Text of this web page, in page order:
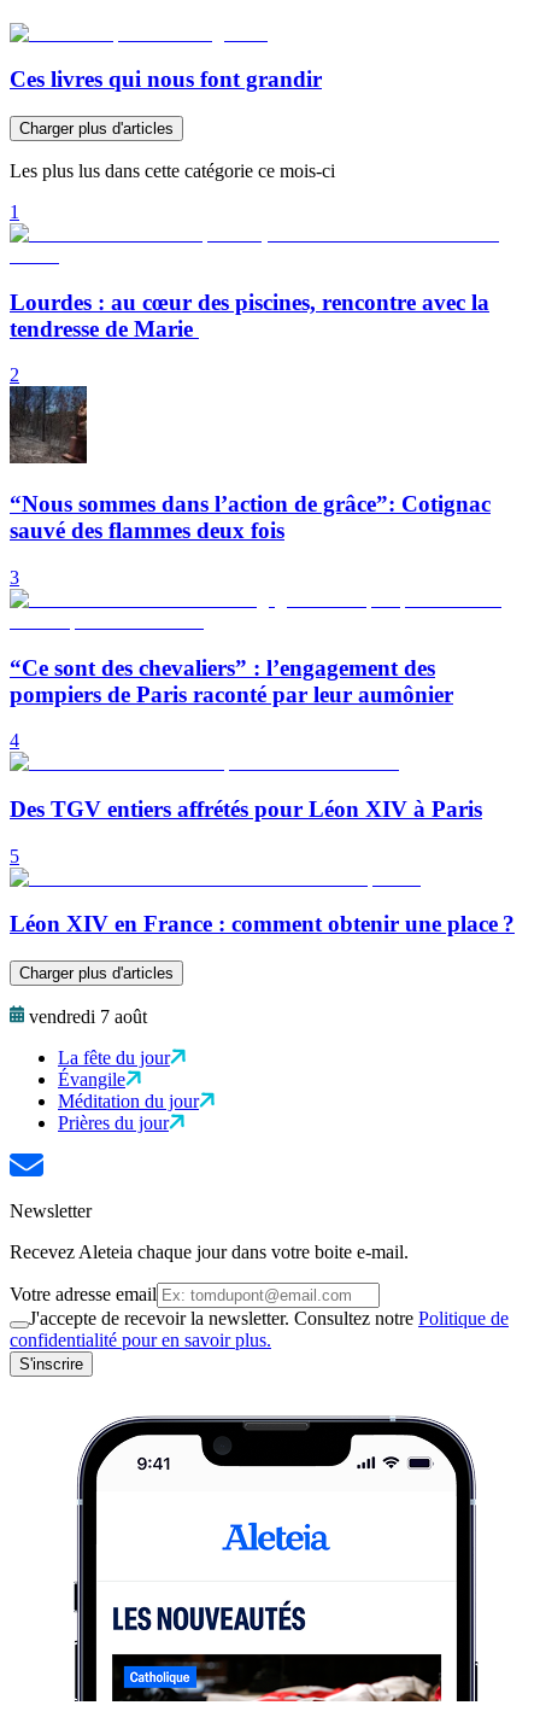
Ces livres qui nous font grandir
Charger plus d'articles
Les plus lus dans cette catégorie ce mois-ci
1
Lourdes : au cœur des piscines, rencontre avec la
tendresse de Marie
2
“Nous sommes dans l’action de grâce”: Cotignac
sauvé des flammes deux fois
3
“Ce sont des chevaliers” : l’engagement des
pompiers de Paris raconté par leur aumônier
4
Des TGV entiers affrétés pour Léon XIV à Paris
5
Léon XIV en France : comment obtenir une place ?
Charger plus d'articles
vendredi 7 août
La fête du jour
Évangile
Méditation du jour
Prières du jour
Newsletter
Recevez Aleteia chaque jour dans votre boite e-mail.
Votre adresse email
J'accepte de recevoir la newsletter. Consultez notre Politique de
confidentialité pour en savoir plus.
S'inscrire